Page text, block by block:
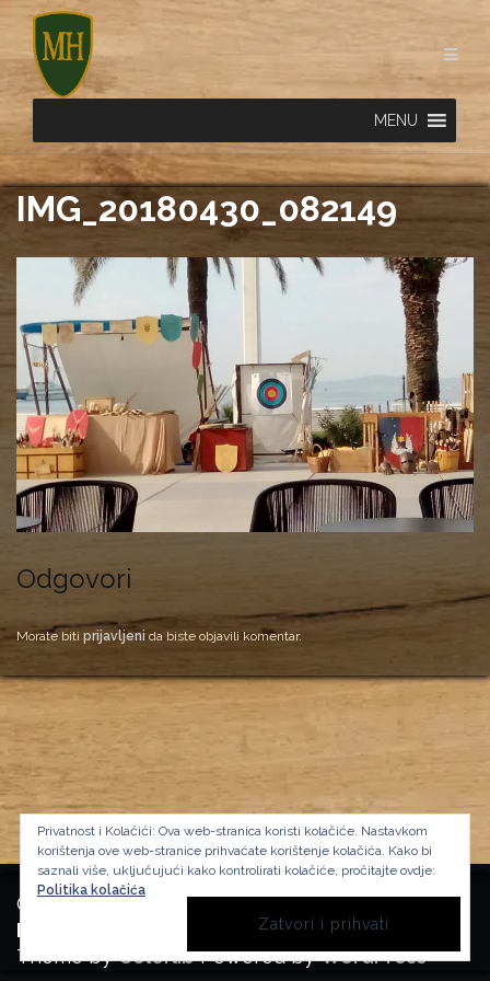
Skip
content
MENU
IMG_20180430_082149
Odgovori
Morate biti prijavljeni da biste objavili komentar.
Copyright Manufactura Historica, 2024.
Background image by kbzaon Freepik
Theme byColorlibPowered byWordPress BACK
Privatnost i Kolačići: Ova web-stranica koristi kolačiće. Nastavkom
korištenja ove web-stranice prihvaćate korištenje kolačića. Kako bi
saznali više, uključujući kako kontrolirati kolačiće, pročitajte ovdje:
Politika kolačića